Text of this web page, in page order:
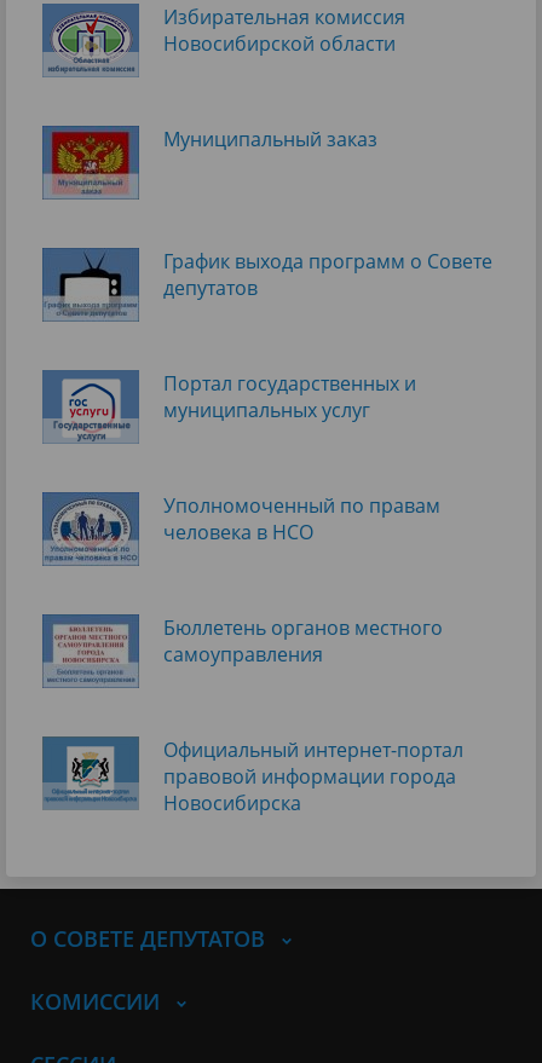
Избирательная комиссия
Новосибирской области
Муниципальный заказ
График выхода программ о Cовете
депутатов
Портал государственных и
муниципальных услуг
Уполномоченный по правам
человека в НСО
Бюллетень органов местного
самоуправления
Официальный интернет-портал
правовой информации города
Новосибирска
О СОВЕТЕ ДЕПУТАТОВ
КОМИССИИ